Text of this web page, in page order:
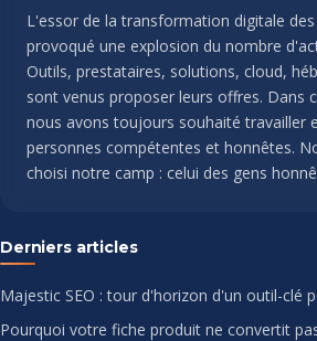
L'essor de la transformation digitale
provoqué une explosion du nombre
Outils, prestataires, solutions, cloud,
sont venus proposer leurs offres. Dans
nous avons toujours souhaité travailler
personnes compétentes et honnêtes.
choisi notre camp : celui des gens
Derniers articles
Majestic SEO : tour d'horizon d'un outil-clé
Pourquoi votre fiche produit ne convertit